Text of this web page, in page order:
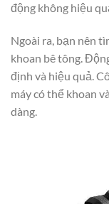
động không hiệu
Ngoài ra, bạn nên
khoan bê tông.
định và hiệu quả.
máy có thể khoan
dàng.